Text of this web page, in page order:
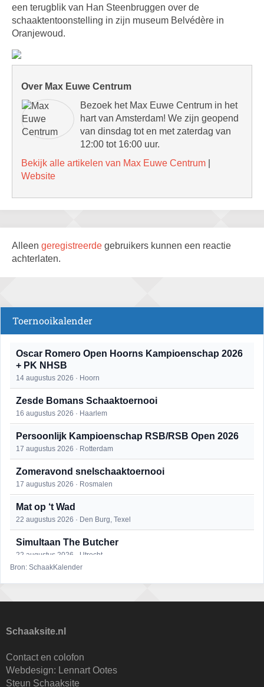
een terugblik van Han Steenbruggen over de
schaaktentoonstelling in zijn museum Belvédère in
Oranjewoud.
Over Max Euwe Centrum
Bezoek het Max Euwe Centrum in het
hart van Amsterdam! We zijn geopend
van dinsdag tot en met zaterdag van
12:00 tot 16:00 uur.
Bekijk alle artikelen van Max Euwe Centrum
Website
Alleen geregistreerde gebruikers kunnen een reactie
achterlaten.
Toernooikalender
Oscar Romero Open Hoorns Kampioenschap 2026
+ PK NHSB
14 augustus 2026 · Hoorn
Zesde Bomans Schaaktoernooi
16 augustus 2026 · Haarlem
Persoonlijk Kampioenschap RSB/RSB Open 2026
17 augustus 2026 · Rotterdam
Zomeravond snelschaaktoernooi
17 augustus 2026 · Rosmalen
Mat op ‘t Wad
22 augustus 2026 · Den Burg, Texel
Simultaan The Butcher
22 augustus 2026 · Utrecht
23 augustus 2026 · Utrecht
25 augustus 2026 · Bunschoten-Spakenburg
Nazomervierkampentoernooi 2026
Bron: SchaakKalender
Schaaksite.nl
Contact en colofon
Webdesign: Lennart Ootes
Steun Schaaksite